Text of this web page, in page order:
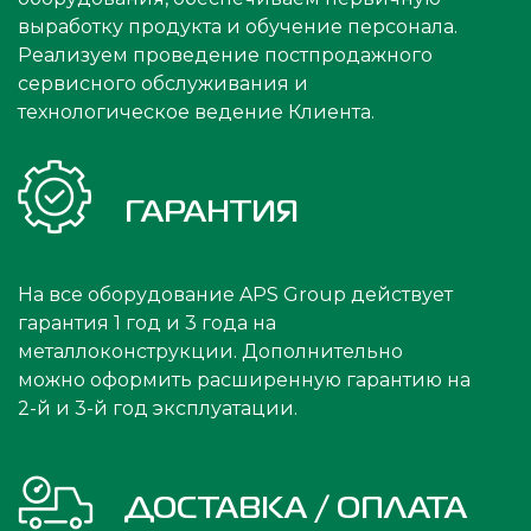
выработку продукта и обучение персонала.
Реализуем проведение постпродажного
сервисного обслуживания и
технологическое ведение Клиента.
ГАРАНТИЯ
На все оборудование APS Group действует
гарантия 1 год и 3 года на
металлоконструкции. Дополнительно
можно оформить расширенную гарантию на
2-й и 3-й год эксплуатации.
ДОСТАВКА / ОПЛАТА